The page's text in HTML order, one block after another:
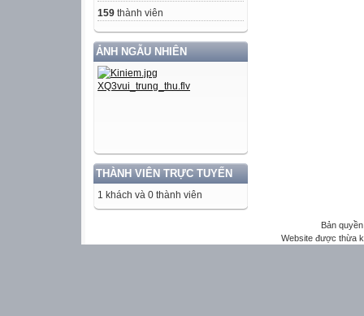
159 thành viên
ẢNH NGẪU NHIÊN
THÀNH VIÊN TRỰC TUYẾN
1 khách và 0 thành viên
Bản
Website được thừa